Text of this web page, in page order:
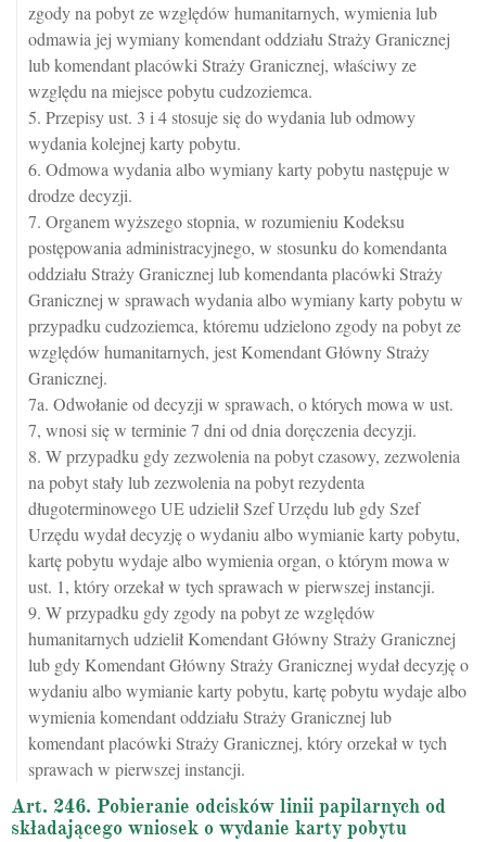
zgody na pobyt ze względów humanitarnych, wymienia lub
odmawia jej wymiany komendant oddziału Straży Granicznej
lub komendant placówki Straży Granicznej, właściwy ze
względu na miejsce pobytu cudzoziemca.
5. Przepisy ust. 3 i 4 stosuje się do wydania lub odmowy
wydania kolejnej karty pobytu.
6. Odmowa wydania albo wymiany karty pobytu następuje w
drodze decyzji.
7. Organem wyższego stopnia, w rozumieniu Kodeksu
postępowania administracyjnego, w stosunku do komendanta
oddziału Straży Granicznej lub komendanta placówki Straży
Granicznej w sprawach wydania albo wymiany karty pobytu w
przypadku cudzoziemca, któremu udzielono zgody na pobyt ze
względów humanitarnych, jest Komendant Główny Straży
Granicznej.
7a. Odwołanie od decyzji w sprawach, o których mowa w ust.
7, wnosi się w terminie 7 dni od dnia doręczenia decyzji.
8. W przypadku gdy zezwolenia na pobyt czasowy, zezwolenia
na pobyt stały lub zezwolenia na pobyt rezydenta
długoterminowego UE udzielił Szef Urzędu lub gdy Szef
Urzędu wydał decyzję o wydaniu albo wymianie karty pobytu,
kartę pobytu wydaje albo wymienia organ, o którym mowa w
ust. 1, który orzekał w tych sprawach w pierwszej instancji.
9. W przypadku gdy zgody na pobyt ze względów
humanitarnych udzielił Komendant Główny Straży Granicznej
lub gdy Komendant Główny Straży Granicznej wydał decyzję o
wydaniu albo wymianie karty pobytu, kartę pobytu wydaje albo
wymienia komendant oddziału Straży Granicznej lub
komendant placówki Straży Granicznej, który orzekał w tych
sprawach w pierwszej instancji.
Art. 246. Pobieranie odcisków linii papilarnych od
składającego wniosek o wydanie karty pobytu